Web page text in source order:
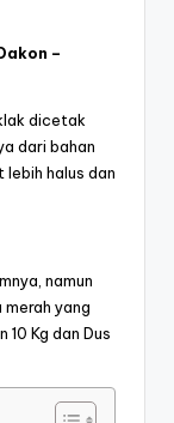
–
dicetak
dari bahan
halus dan
namun
yang
Kg dan Dus